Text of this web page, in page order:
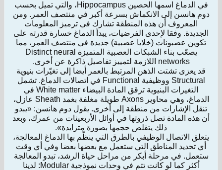
في الدماغ اسمها الحصين Hippocampus، والتي تميل بحسب
دوم هانسن إلى الانكماش بسرعة أكبر في منتصف العمر. ومن
المعروف أن هذه المنطقة تشارك في ترميز المعلومات
الجديدة. وفقا لإحدى الفرضيات، يبدأ الدماغ خسارة قدرته على
تكوين عصبونات (خلايا عصبية) جديدة في منتصف العمر، مما
يصعّب بناء الشبكات العصبية المتميزة Distinct neural
networks اللازمة لتمييز تفاصيل ذاكرة عن أخرى.
قد يعزى تشتت الذهن المرتبط بالعمر أيضا إلى تغيّرات بنيوية
Structural ووظيفية Functional في اتصالات الدماغ. تشمل
التغيرات البنيوية ترقق المادة البيضاء White matter في
الدماغ، وهي محاوير Axons طويلة مغلفة بغمد Sheath عازل،
تنقل الإشارات من منطقة إلى أخرى. يقول دوم هانسن: «يبدو
أن هذه المادة تصل ذروتها في أوائل الأربعينات من عمرك، وبعد
ذلك يتقلص حجمها بصورة متزايدة».
يتعلق الاتصال الوظيفي بالطرق التي ينظّم بها الدماغ المعالجة،
أي تحديد المناطق التي ستعمل مع بعضها بعضا وفي أي وقت
ستعمل. في مرحلة أبكر من مراحل حياة الرشد، تبدو المعالجة
أكثر كما لو كانت تتم في وحدات نموذجية Modular: لدينا